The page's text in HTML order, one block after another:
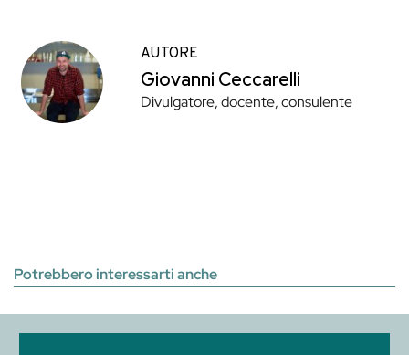
AUTORE
Giovanni Ceccarelli
Divulgatore, docente, consulente
Potrebbero interessarti anche